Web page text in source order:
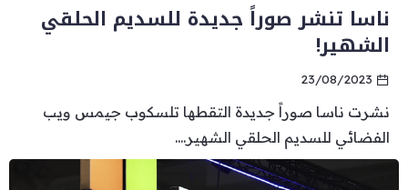
ناسا تنشر صوراً جديدة للسديم الحلقي
الشهير!
23/08/2023
نشرت ناسا صوراً جديدة التقطها تلسكوب جيمس ويب
الفضائي للسديم الحلقي الشهير....